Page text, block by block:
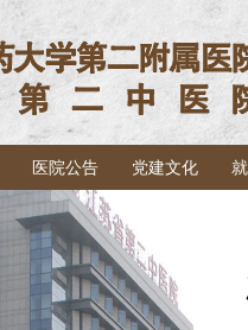
医院公告 党建文化